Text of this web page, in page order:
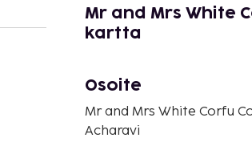
Mr and Mrs White
kartta
Osoite
Mr and Mrs White Corfu
Acharavi